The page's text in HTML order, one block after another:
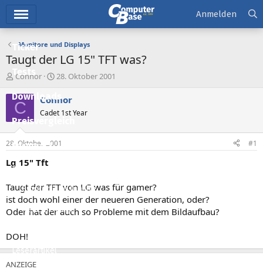
Ticker
Tests
Downloads
Preisvergleich
Forum
Aktuelles
Empfohlene Inhalte
Neue Beiträge
Leserartikel
Anmelden
Monitore und Displays
Taugt der LG 15" TFT was?
E
s
t
e
e
r
Connor
E
s
e
l
t
28. Oktober 2001
C Connor
Cadet 1st Year
28. Oktober 2001 #1
Lg 15" Tft
Taugt der TFT von LG was für gamer?
ist doch wohl einer der neueren Generation, oder?
Oder hat der auch so Probleme mit dem Bildaufbau?
DOH!